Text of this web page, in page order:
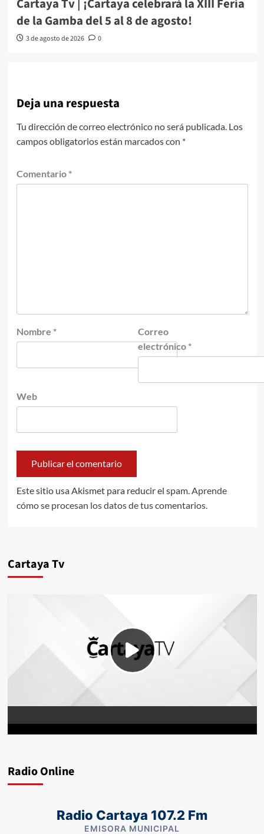
Cartaya Tv | ¡Cartaya celebrará la XIII Feria
de la Gamba del 5 al 8 de agosto!
3 de agosto de 2026 0
Deja una respuesta
Tu dirección de correo electrónico no será publicada. Los
campos obligatorios están marcados con *
Comentario *
Nombre *
Correo
electrónico *
Web
Este sitio usa Akismet para reducir el spam. Aprende
cómo se procesan los datos de tus comentarios.
Cartaya Tv
Radio Online
Radio Cartaya 107.2 Fm
EMISORA MUNICIPAL